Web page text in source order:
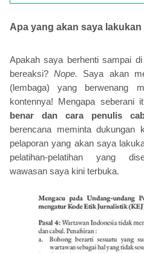
Apa yang akan saya
Apakah saya berhenti sampai
bereaksi?Nope. Saya akan
(lembaga) yang berwenang
kontennya! Mengapa seberani
benar dan cara penulis
berencana meminta dukungan
pelaporan yang akan saya
pelatihan-pelatihan yang
wawasan saya kini terbuka.